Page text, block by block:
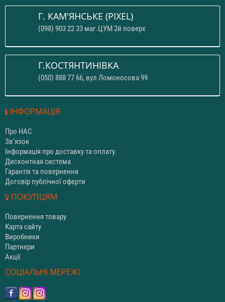
Г. КАМ'ЯНСЬКЕ (PIXEL)
(098) 903 22 33 маг.ЦУМ 2й поверх
Г.КОСТЯНТИНІВКА
(050) 888 77 66, вул Ломоносова 99
ІНФОРМАЦІЯ
Про НАС
Зв'язок
Інформація про доставку та оплату.
Дисконтная система
Гарантія та повернення
Договір публічної оферти
ПОКУПЦЯМ
Повернення товару
Карта сайту
Виробники
Партнери
Акції
СОЦІАЛЬНІ МЕРЕЖІ